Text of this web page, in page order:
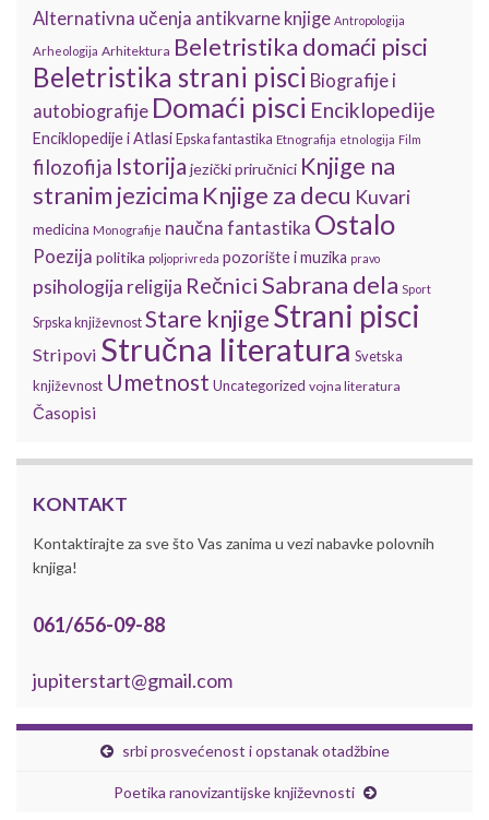
Alternativna učenja antikvarne knjige Antropologija
Arheologija Arhitektura Beletristika domaći pisci
Beletristika strani pisci Biografije i
autobiografije Domaći pisci Enciklopedije
Enciklopedije i Atlasi Epska fantastika Etnografija etnologija Film
filozofija Istorija jezički priručnici Knjige na
stranim jezicima Knjige za decu Kuvari
medicina Monografije naučna fantastika Ostalo
Poezija politika poljoprivreda pozorište i muzika pravo
psihologija religija Rečnici Sabrana dela Sport
Srpska književnost Stare knjigeStrani pisci
Stripovi Stručna literatura Svetska
književnost Umetnost Uncategorized vojna literatura
Časopisi
KONTAKT
Kontaktirajte za sve što Vas zanima u vezi nabavke polovnih
knjiga!
061/656-09-88
jupiterstart@gmail.com
srbi prosvećenost i opstanak otadžbine
Poetika ranovizantijske književnosti